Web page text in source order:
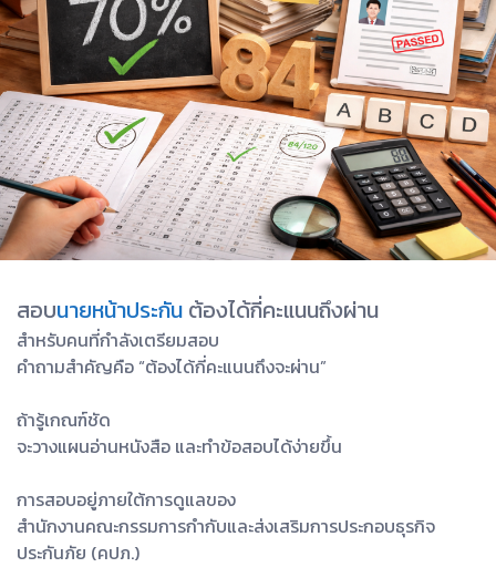
สอบนายหน้าประกัน ต้องได้กี่คะแนนถึงผ่าน
สำหรับคนที่กำลังเตรียมสอบ
คำถามสำคัญคือ “ต้องได้กี่คะแนนถึงจะผ่าน”
ถ้ารู้เกณฑ์ชัด
จะวางแผนอ่านหนังสือ และทำข้อสอบได้ง่ายขึ้น
การสอบอยู่ภายใต้การดูแลของ
สำนักงานคณะกรรมการกำกับและส่งเสริมการประกอบธุรกิจ
ประกันภัย (คปภ.)